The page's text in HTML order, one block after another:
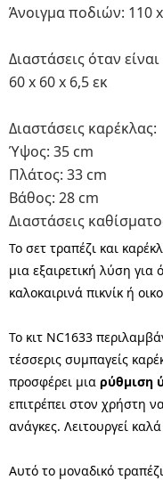
Άνοιγμα ποδιών: 110
Διαστάσεις όταν
60 x 60 x 6,5 εκ
Διαστάσεις καρέκλας:
Ύψος: 35 cm
Πλάτος: 33 cm
Βάθος: 28 cm
Διαστάσεις
Το σετ τραπέζι και
μια εξαιρετική λύση για
καλοκαιρινά πικνίκ ή
Το κιτ NC1633
τέσσερις συμπαγείς
προσφέρει μια ρύθμιση
επιτρέπει στον χρήστη
ανάγκες. Λειτουργεί
Αυτό το μοναδικό